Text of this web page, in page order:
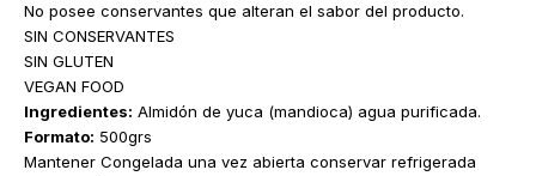
No posee conservantes que alteran el sabor del producto.
SIN CONSERVANTES
SIN GLUTEN
VEGAN FOOD
Ingredientes: Almidón de yuca (mandioca) agua purificada.
Formato: 500grs
Mantener Congelada una vez abierta conservar refrigerada